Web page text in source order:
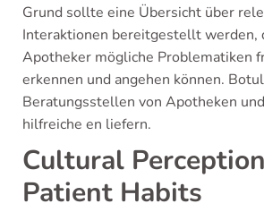
Grund sollte eine Übersicht über
Interaktionen bereitgestellt werden,
Apotheker mögliche Problematiken
erkennen und angehen können.
Beratungsstellen von Apotheken
hilfreiche en liefern.
Cultural
Patient Habits